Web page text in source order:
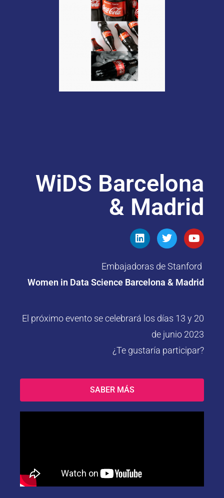
WiDS Barcelona
& Madrid
Embajadoras de Stanford
Women in Data Science Barcelona & Madrid
El próximo evento se celebrará los días 13 y 20
de junio 2023
¿Te gustaría participar?
SABER MÁS